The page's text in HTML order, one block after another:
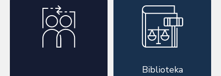
Biblioteka